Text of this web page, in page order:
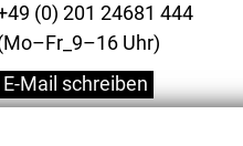
(0) 201 24681 444
Uhr)
E-Mail schreiben